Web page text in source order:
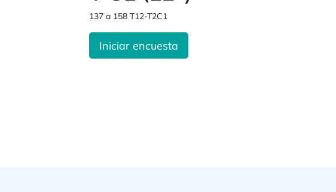
137 a 158 T12-T2C1
Iniciar encuesta